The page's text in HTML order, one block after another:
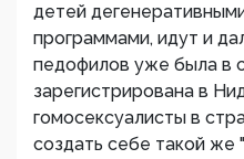
детей
программами, идут и
педофилов уже была в
зарегистрирована в
гомосексуалисты в
создать себе такой же